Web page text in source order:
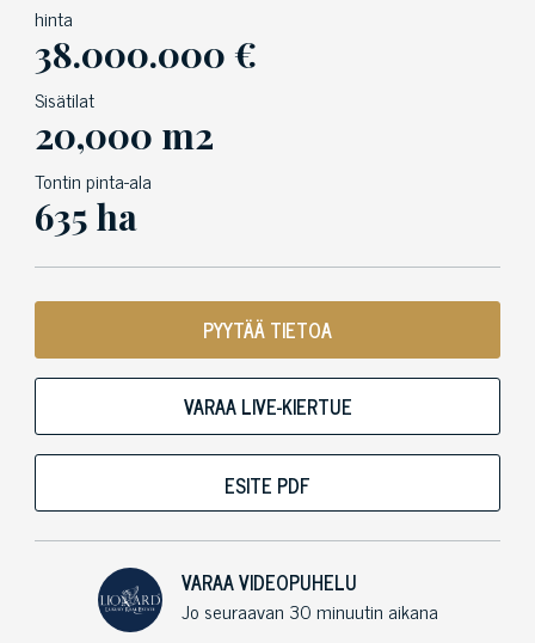
hinta
38.000.000 €
Sisätilat
20,000 m2
Tontin pinta-ala
635 ha
PYYTÄÄ TIETOA
VARAA LIVE-KIERTUE
ESITE PDF
VARAA VIDEOPUHELU
Jo seuraavan 30 minuutin aikana